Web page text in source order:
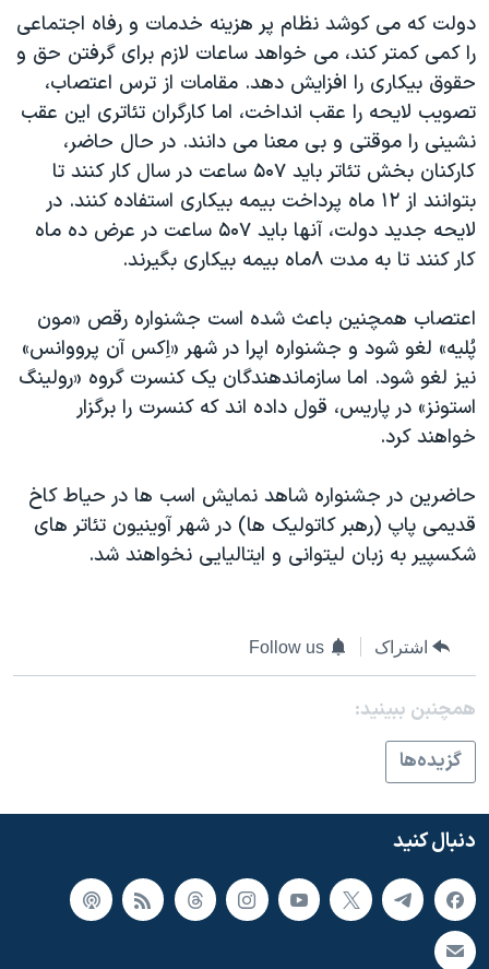
نرگس محمدی برنده جایزه نوبل صلح
همایش محافظه‌کاران آمریکا «سی‌پک»
صفحه‌های ویژه
سفر پرزیدنت ترامپ به چین
دولت که می کوشد نظام پر هزينه خدمات و رفاه اجتماعی
را کمی کمتر کند، می خواهد ساعات لازم برای گرفتن حق و
حقوق بيکاری را افزايش دهد. مقامات از ترس اعتصاب،
تصويب لايحه را عقب انداخت، اما کارگران تئاتری اين عقب
نشينی را موقتی و بی معنا می دانند. در حال حاضر،
کارکنان بخش تئاتر بايد ۵۰۷ ساعت در سال کار کنند تا
بتوانند از ۱۲ ماه پرداخت بيمه بيکاری استفاده کنند. در
لايحه جديد دولت، آنها بايد ۵۰۷ ساعت در عرض ده ماه
کار کنند تا به مدت ۸ماه بيمه بيکاری بگيرند.
اعتصاب همچنين باعث شده است جشنواره رقص «مون
پُليه» لغو شود و جشنواره اپرا در شهر «اِکس آن پرووانس»
نيز لغو شود. اما سازماندهندگان يک کنسرت گروه «رولينگ
استونز» در پاريس، قول داده اند که کنسرت را برگزار
خواهند کرد.
حاضرين در جشنواره شاهد نمايش اسب ها در حياط کاخ
قديمی پاپ (رهبر کاتوليک ها) در شهر آوينيون تئاتر های
شکسپير به زبان ليتوانی و ايتاليايی نخواهند شد.
اشتراک Follow us
همچنبن ببینید:
گزيده‌ها
دنبال کنید